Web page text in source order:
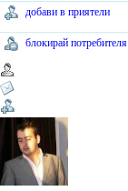
добави в приятели
блокирай потребителя